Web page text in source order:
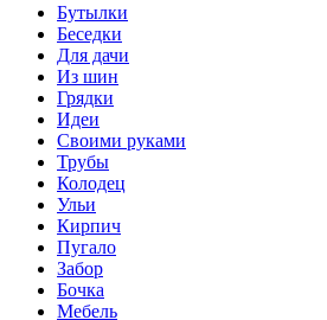
Бутылки
Беседки
Для дачи
Из шин
Грядки
Идеи
Своими руками
Трубы
Колодец
Ульи
Кирпич
Пугало
Забор
Бочка
Мебель